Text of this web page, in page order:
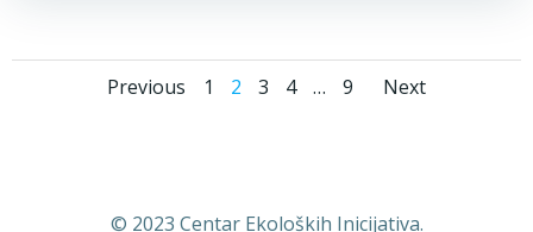
Posts
Previous
Posts
Page
1 Page
2 Page
3 Page
4 … Page
9
Posts
Next
© 2023 Centar Ekoloških Inicijativa.